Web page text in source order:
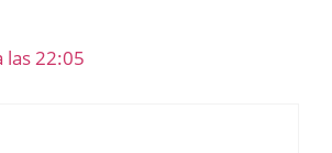
las 22:05